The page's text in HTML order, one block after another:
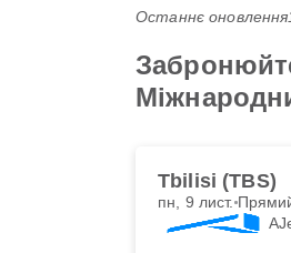
Останнє оновлення
Tbilisi (TBS)
пн, 9 лист.